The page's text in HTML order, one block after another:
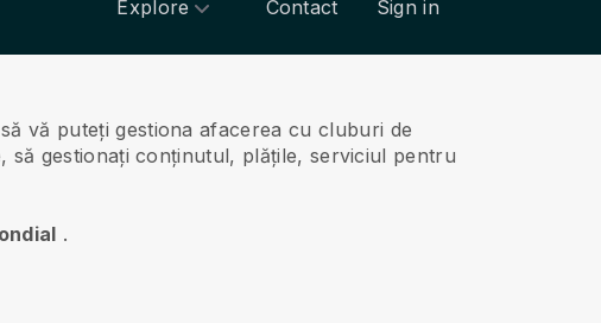
Explore Contact Sign in
vă puteți gestiona afacerea cu cluburi de
gestionați conținutul, plățile, serviciul pentru
.